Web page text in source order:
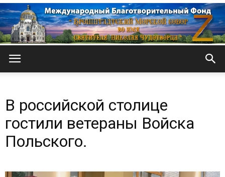
Морской
В российской столице
гостили ветераны Войска
Польского.